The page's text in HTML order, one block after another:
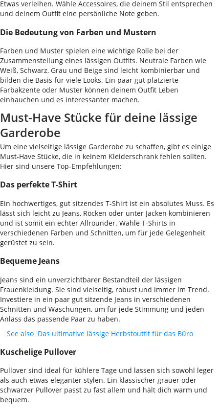
Etwas verleihen. Wähle Accessoires, die deinem Stil entsprechen
und deinem Outfit eine persönliche Note geben.
Die Bedeutung von Farben und Mustern
Farben und Muster spielen eine wichtige Rolle bei der
Zusammenstellung eines lässigen Outfits. Neutrale Farben wie
Weiß, Schwarz, Grau und Beige sind leicht kombinierbar und
bilden die Basis für viele Looks. Ein paar gut platzierte
Farbakzente oder Muster können deinem Outfit Leben
einhauchen und es interessanter machen.
Must-Have Stücke für deine lässige
Garderobe
Um eine vielseitige lässige Garderobe zu schaffen, gibt es einige
Must-Have Stücke, die in keinem Kleiderschrank fehlen sollten.
Hier sind unsere Top-Empfehlungen:
Das perfekte T-Shirt
Ein hochwertiges, gut sitzendes T-Shirt ist ein absolutes Muss. Es
lässt sich leicht zu Jeans, Röcken oder unter Jacken kombinieren
und ist somit ein echter Allrounder. Wähle T-Shirts in
verschiedenen Farben und Schnitten, um für jede Gelegenheit
gerüstet zu sein.
Bequeme Jeans
Jeans sind ein unverzichtbarer Bestandteil der lässigen
Frauenkleidung. Sie sind vielseitig, robust und immer im Trend.
Investiere in ein paar gut sitzende Jeans in verschiedenen
Schnitten und Waschungen, um für jede Stimmung und jeden
Anlass das passende Paar zu haben.
See also Das ultimative lässige Herbstoutfit für das Büro
Kuschelige Pullover
Pullover sind ideal für kühlere Tage und lassen sich sowohl leger
als auch etwas eleganter stylen. Ein klassischer grauer oder
schwarzer Pullover passt zu fast allem und hält dich warm und
bequem.